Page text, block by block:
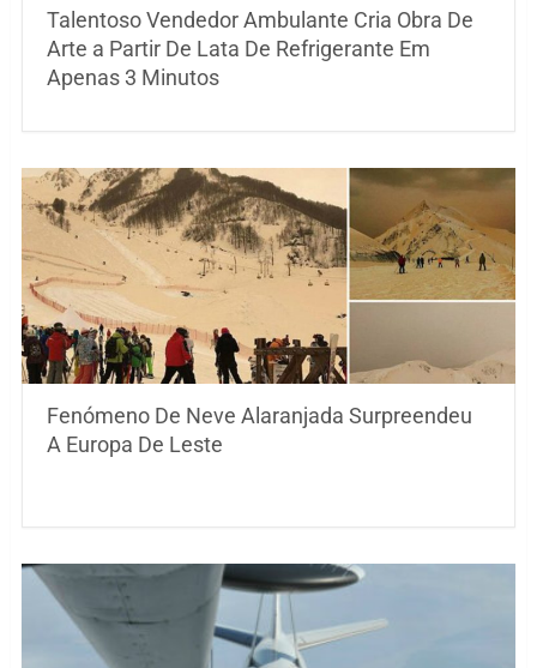
Talentoso Vendedor Ambulante Cria Obra De
Arte a Partir De Lata De Refrigerante Em
Apenas 3 Minutos
Fenómeno De Neve Alaranjada Surpreendeu
A Europa De Leste